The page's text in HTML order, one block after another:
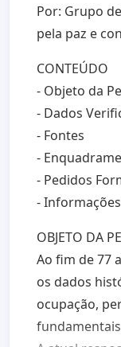
Por: Grupo
pela paz e
CONTEÚDO
- Objeto da
- Dados
- Fontes
-
- Pedidos
-
OBJETO DA
Ao fim de 77
os dados
ocupação,